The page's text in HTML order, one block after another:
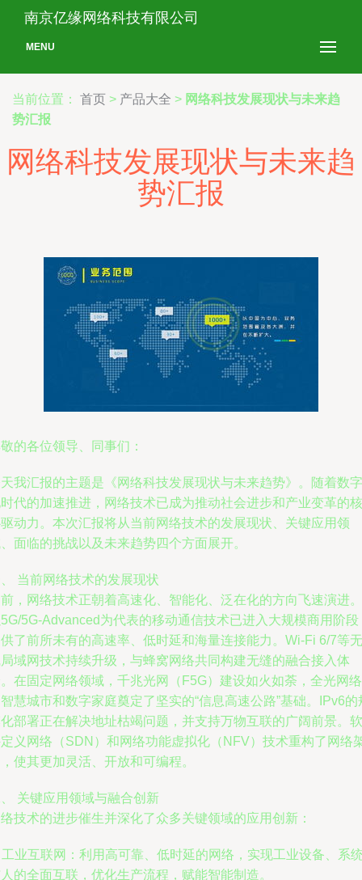
南京亿缘网络科技有限公司
MENU
当前位置： 首页 > 产品大全 > 网络科技发展现状与未来趋
势汇报
网络科技发展现状与未来趋
势汇报
的各位领导、同事们：
我汇报的主题是《网络科技发展现状与未来趋势》。随着数字
代的加速推进，网络技术已成为推动社会进步和产业变革的核
动力。本次汇报将从当前网络技术的发展现状、关键应用领
面临的挑战以及未来趋势四个方面展开。
当前网络技术的发展现状
，网络技术正朝着高速化、智能化、泛在化的方向飞速演进。
5G-Advanced为代表的移动通信技术已进入大规模商用阶段
了前所未有的高速率、低时延和海量连接能力。Wi-Fi 6/7等无
域网技术持续升级，与蜂窝网络共同构建无缝的融合接入体
在固定网络领域，千兆光网（F5G）建设如火如荼，全光网络
慧城市和数字家庭奠定了坚实的“信息高速公路”基础。IPv6的
部署正在解决地址枯竭问题，并支持万物互联的广阔前景。软
义网络（SDN）和网络功能虚拟化（NFV）技术重构了网络
使其更加灵活、开放和可编程。
关键应用领域与融合创新
技术的进步催生并深化了众多关键领域的应用创新：
业互联网：利用高可靠、低时延的网络，实现工业设备、系
的全面互联，优化生产流程，赋能智能制造。